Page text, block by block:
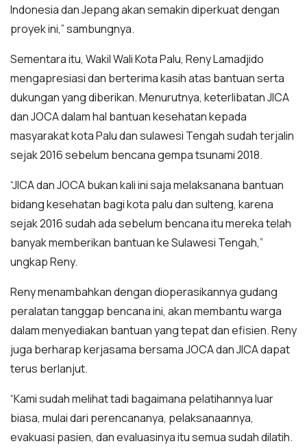
Indonesia dan Jepang akan semakin diperkuat dengan
proyek ini,” sambungnya.
Sementara itu, Wakil Wali Kota Palu, Reny Lamadjido
mengapresiasi dan berterima kasih atas bantuan serta
dukungan yang diberikan. Menurutnya, keterlibatan JICA
dan JOCA dalam hal bantuan kesehatan kepada
masyarakat kota Palu dan sulawesi Tengah sudah terjalin
sejak 2016 sebelum bencana gempa tsunami 2018.
“JICA dan JOCA bukan kali ini saja melaksanana bantuan
bidang kesehatan bagi kota palu dan sulteng, karena
sejak 2016 sudah ada sebelum bencana itu mereka telah
banyak memberikan bantuan ke Sulawesi Tengah,”
ungkap Reny.
Reny menambahkan dengan dioperasikannya gudang
peralatan tanggap bencana ini, akan membantu warga
dalam menyediakan bantuan yang tepat dan efisien. Reny
juga berharap kerjasama bersama JOCA dan JICA dapat
terus berlanjut.
“Kami sudah melihat tadi bagaimana pelatihannya luar
biasa, mulai dari perencananya, pelaksanaannya,
evakuasi pasien, dan evaluasinya itu semua sudah dilatih.